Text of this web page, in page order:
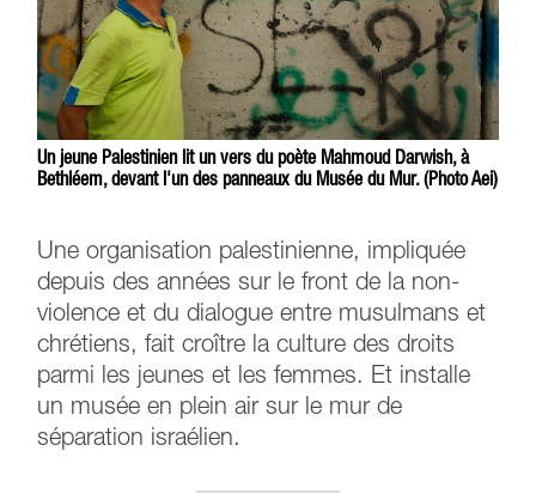
Un jeune Palestinien lit un vers du poète Mahmoud Darwish, à
Bethléem, devant l'un des panneaux du Musée du Mur. (Photo Aei)
Une organisation palestinienne, impliquée
depuis des années sur le front de la non-
violence et du dialogue entre musulmans et
chrétiens, fait croître la culture des droits
parmi les jeunes et les femmes. Et installe
un musée en plein air sur le mur de
séparation israélien.